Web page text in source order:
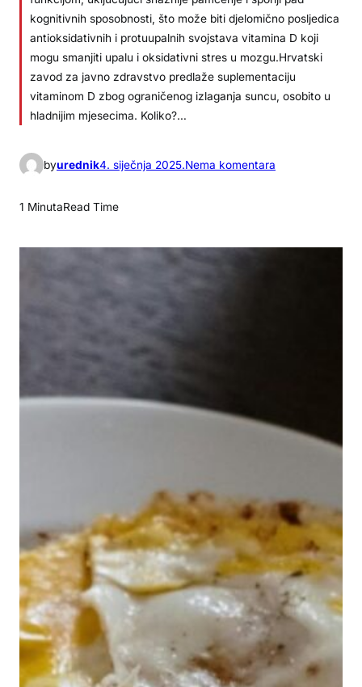
kognitivnih sposobnosti, što može biti djelomično posljedica
antioksidativnih i protuupalnih svojstava vitamina D koji
mogu smanjiti upalu i oksidativni stres u mozgu.Hrvatski
zavod za javno zdravstvo predlaže suplementaciju
vitaminom D zbog ograničenog izlaganja suncu, osobito u
hladnijim mjesecima. Koliko?…
byurednik4. siječnja 2025.Nema komentara
1 MinutaRead Time